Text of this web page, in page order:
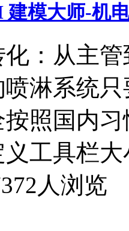
模大师-机
：从主
淋系统
照国内
工具栏
人浏览